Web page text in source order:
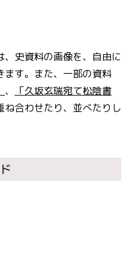
史資料の画像を、自由に
ます。また、一部の資料
、
「久坂玄瑞宛て松陰書
ね合わせたり、並べたりし